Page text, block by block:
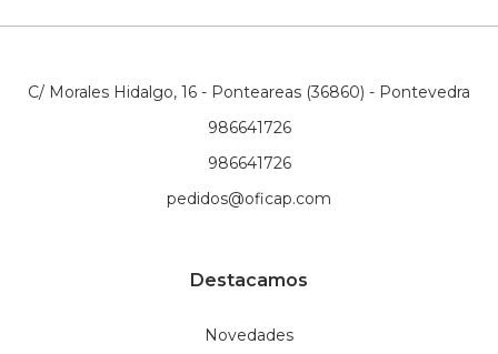
C/ Morales Hidalgo, 16 - Ponteareas (36860) - Pontevedra
986641726
986641726
pedidos@oficap.com
Destacamos
Novedades